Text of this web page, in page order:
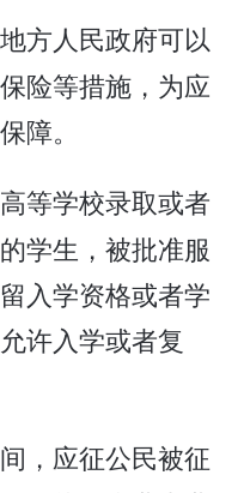
方人民政府可以
险等措施，为应
障。
等学校录取或者
学生，被批准服
入学资格或者学
许入学或者复
，应征公民被征